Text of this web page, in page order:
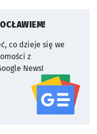
co dzieje się we
z
News!
serwisu